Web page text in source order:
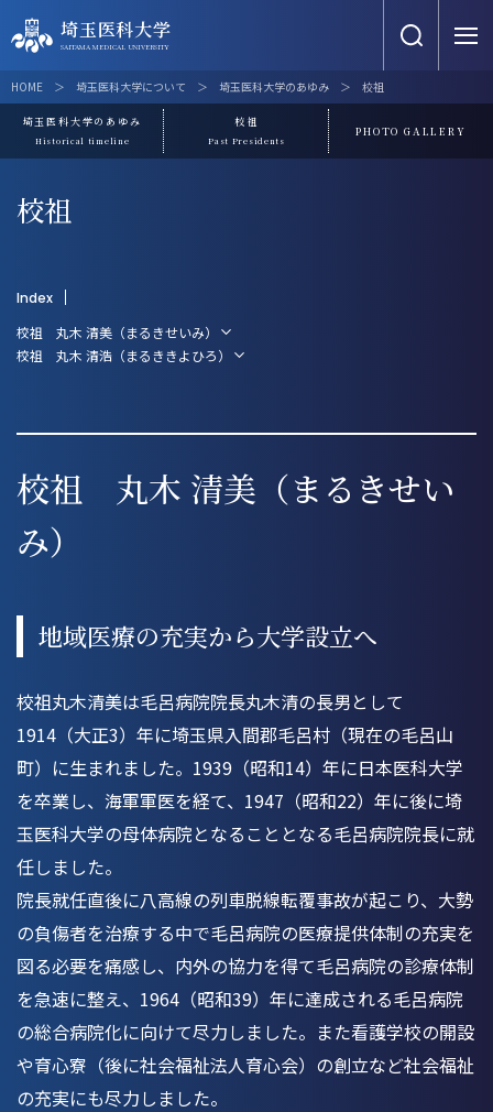
埼玉医科大学
SAITAMA MEDICAL UNIVERSITY
埼玉医科大学について 埼玉医科大学のあゆみ 校祖
埼玉医科大学のあゆみ
Historical timeline
校祖
Past Presidents
PHOTO GALLERY
校祖
校祖 丸木 清美（まるきせいみ）
校祖 丸木 清浩（まるききよひろ）
校祖 丸木 清美（まるきせい
み）
地域医療の充実から大学設立へ
校祖丸木清美は毛呂病院院長丸木清の長男として
1914（大正3）年に埼玉県入間郡毛呂村（現在の毛呂山
町）に生まれました。1939（昭和14）年に日本医科大学
を卒業し、海軍軍医を経て、1947（昭和22）年に後に埼
玉医科大学の母体病院となることとなる毛呂病院院長に就
任しました。
院長就任直後に八高線の列車脱線転覆事故が起こり、大勢
の負傷者を治療する中で毛呂病院の医療提供体制の充実を
図る必要を痛感し、内外の協力を得て毛呂病院の診療体制
を急速に整え、1964（昭和39）年に達成される毛呂病院
の総合病院化に向けて尽力しました。また看護学校の開設
や育心寮（後に社会福祉法人育心会）の創立など社会福祉
の充実にも尽力しました。
埼玉医科大学について
埼玉医科大学について
医療関連施設
情報公開
方
数字で見る埼玉医科大学
教育
教育
基本学科（講座・研究）
医学部・保健医療学部共通プログラ
地域医療人育成の取り組み
教員データベース
研究
研究
各委員会
研究施設・組織
国際交流
国際交流
地域連携・貢献
地域連携・貢献
スポーツの取り組み
Translate
埼玉医科大学
SAITAMA MEDICAL UNIVERSITY
埼玉医科大学について 教育
研究 学生生活
国際交流
埼玉医科大学NOW！
Quick Link
Language